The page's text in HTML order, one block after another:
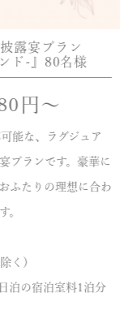
露宴プラン
ド-』80名様
円〜
能な、ラグジュア
プランです。豪華に
ふたりの理想に合わ
。
く）
泊の宿泊室料1泊分